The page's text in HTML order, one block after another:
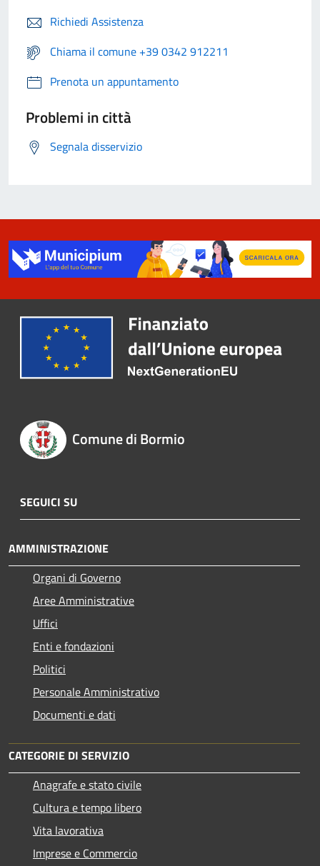
Richiedi Assistenza
Chiama il comune +39 0342 912211
Prenota un appuntamento
Problemi in città
Segnala disservizio
Comune di Bormio
SEGUICI SU
AMMINISTRAZIONE
Organi di Governo
Aree Amministrative
Uffici
Enti e fondazioni
Politici
Personale Amministrativo
Documenti e dati
CATEGORIE DI SERVIZIO
Anagrafe e stato civile
Cultura e tempo libero
Vita lavorativa
Imprese e Commercio